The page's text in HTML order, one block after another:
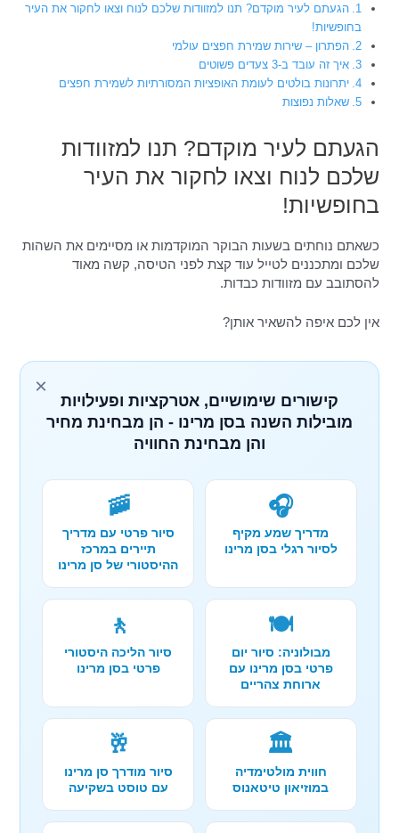
הגעתם לעיר מוקדם? תנו למזוודות שלכם לנוח וצאו לחקור את העיר
בחופשיות!
הפתרון – שירות שמירת חפצים עולמי
איך זה עובד ב-3 צעדים פשוטים
יתרונות בולטים לעומת האופציות המסורתיות לשמירת חפצים
שאלות נפוצות
הגעתם לעיר מוקדם? תנו למזוודות
שלכם לנוח וצאו לחקור את העיר
בחופשיות!
כשאתם נוחתים בשעות הבוקר המוקדמות או מסיימים את השהות
שלכם ומתכננים לטייל עוד קצת לפני הטיסה, קשה מאוד
להסתובב עם מזוודות כבדות.
אין לכם איפה להשאיר אותן?
×
קישורים שימושיים, אטרקציות ופעילויות
מובילות השנה בסן מרינו - הן מבחינת מחיר
והן מבחינת החוויה
🎧
מדריך שמע מקיף
לסיור רגלי בסן מרינו
🚠
סיור פרטי עם מדריך
תיירים במרכז
ההיסטורי של סן מרינו
🍽️
מבולוניה: סיור יום
פרטי בסן מרינו עם
ארוחת צהריים
🚶
סיור הליכה היסטורי
פרטי בסן מרינו
🏛️
חווית מולטימדיה
במוזיאון טיטאנוס
🥂
סיור מודרך סן מרינו
עם טוסט בשקיעה